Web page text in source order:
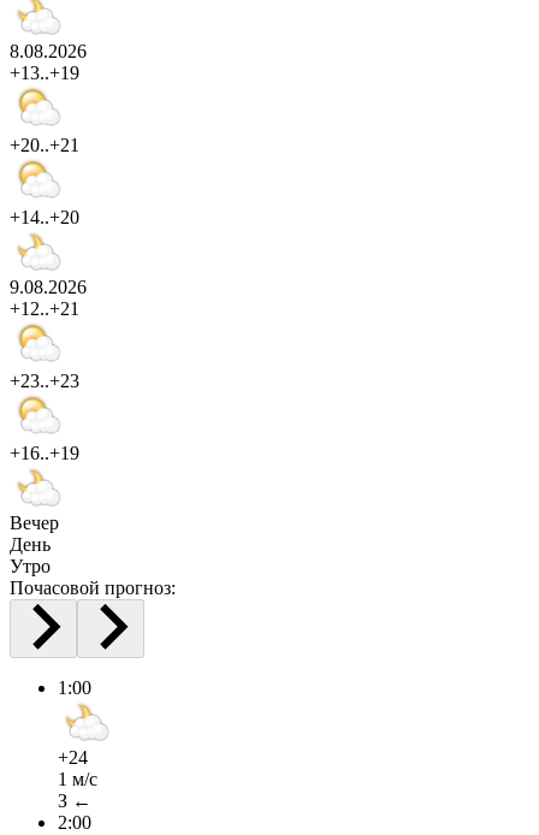
8.08.2026
+13..+19
+20..+21
+14..+20
9.08.2026
+12..+21
+23..+23
+16..+19
Вечер
День
Утро
Почасовой прогноз:
1:00
+24
1 м/с
З ←
2:00